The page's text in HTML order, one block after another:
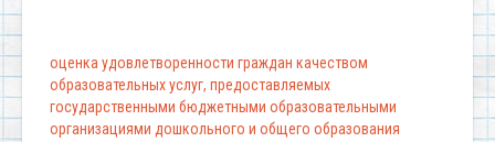
оценка удовлетворенности граждан качеством
образовательных услуг, предоставляемых
государственными бюджетными образовательными
организациями дошкольного и общего образования